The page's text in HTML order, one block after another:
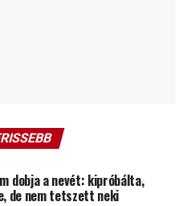
dobja a nevét: kipróbálta,
de nem tetszett neki